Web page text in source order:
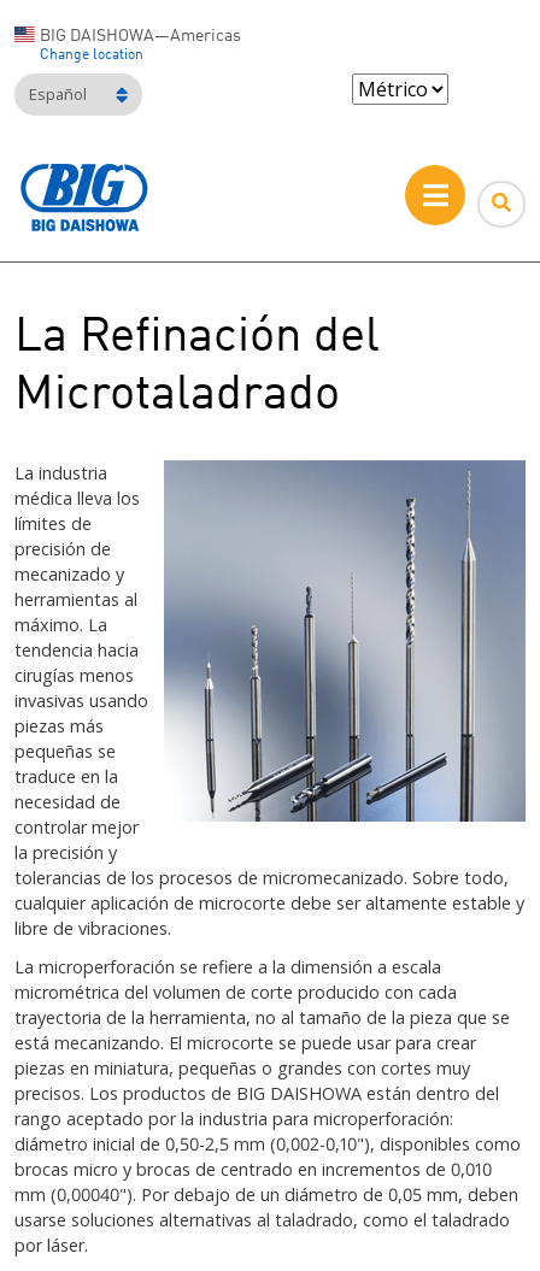
BIG DAISHOWA—Americas
Change location
Español
La Refinación del
Microtaladrado
La industria
médica lleva los
límites de
precisión de
mecanizado y
herramientas al
máximo. La
tendencia hacia
cirugías menos
invasivas usando
piezas más
pequeñas se
traduce en la
necesidad de
controlar mejor
la precisión y
tolerancias de los procesos de micromecanizado. Sobre todo,
cualquier aplicación de microcorte debe ser altamente estable y
libre de vibraciones.
La microperforación se refiere a la dimensión a escala
micrométrica del volumen de corte producido con cada
trayectoria de la herramienta, no al tamaño de la pieza que se
está mecanizando. El microcorte se puede usar para crear
piezas en miniatura, pequeñas o grandes con cortes muy
precisos. Los productos de BIG DAISHOWA están dentro del
rango aceptado por la industria para microperforación:
diámetro inicial de 0,50-2,5 mm (0,002-0,10"), disponibles como
brocas micro y brocas de centrado en incrementos de 0,010
mm (0,00040"). Por debajo de un diámetro de 0,05 mm, deben
usarse soluciones alternativas al taladrado, como el taladrado
por láser.